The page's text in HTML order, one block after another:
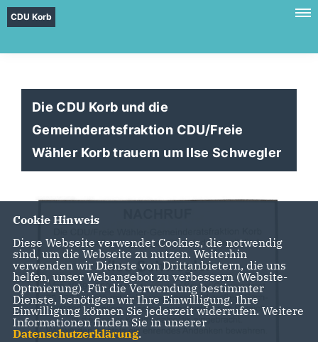
CDU Korb
Die CDU Korb und die
Gemeinderatsfraktion CDU/Freie
Wähler Korb trauern um Ilse Schwegler
Cookie Hinweis
Diese Webseite verwendet Cookies, die notwendig
sind, um die Webseite zu nutzen. Weiterhin
verwenden wir Dienste von Drittanbietern, die uns
helfen, unser Webangebot zu verbessern (Website-
Optmierung). Für die Verwendung bestimmter
Dienste, benötigen wir Ihre Einwilligung. Ihre
Einwilligung können Sie jederzeit widerrufen. Weitere
Informationen finden Sie in unserer
Datenschutzerklärung.